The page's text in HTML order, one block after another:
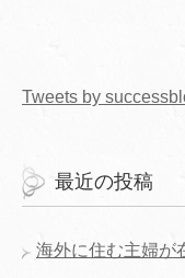
Tweets by
最近の投稿
海外に住む主婦が